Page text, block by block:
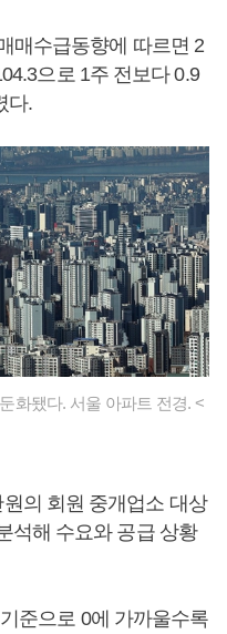
매수급동향에 따르면 2
으로 1주 전보다 0.9
다.
화됐다. 서울 아파트 전경. <
의 회원 중개업소 대상
석해 수요와 공급 상황
준으로 0에 가까울수록